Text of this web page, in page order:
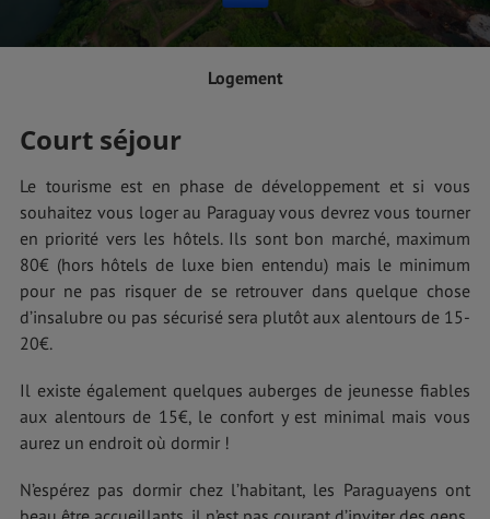
Logement
Court séjour
Le tourisme est en phase de développement et si vous
souhaitez vous loger au Paraguay vous devrez vous tourner
en priorité vers les hôtels. Ils sont bon marché, maximum
80€ (hors hôtels de luxe bien entendu) mais le minimum
pour ne pas risquer de se retrouver dans quelque chose
d’insalubre ou pas sécurisé sera plutôt aux alentours de 15-
20€.
Il existe également quelques auberges de jeunesse fiables
aux alentours de 15€, le confort y est minimal mais vous
aurez un endroit où dormir !
N’espérez pas dormir chez l’habitant, les Paraguayens ont